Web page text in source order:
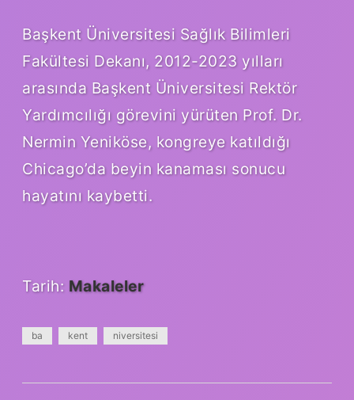
Başkent Üniversitesi Sağlık Bilimleri
Fakültesi Dekanı, 2012-2023 yılları
arasında Başkent Üniversitesi Rektör
Yardımcılığı görevini yürüten Prof. Dr.
Nermin Yeniköse, kongreye katıldığı
Chicago’da beyin kanaması sonucu
hayatını kaybetti.
Tarih: Makaleler
ba kent niversitesi